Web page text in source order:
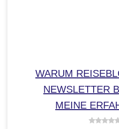
WARUM
NEWSLETTER
MEINE